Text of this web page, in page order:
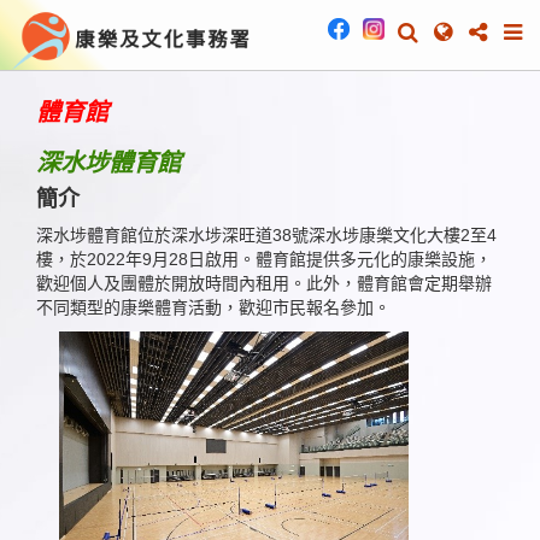
體育館
深水埗體育館
簡介
深水埗體育館位於深水埗深旺道38號深水埗康樂文化大樓2至4
樓，於2022年9月28日啟用。體育館提供多元化的康樂設施，
歡迎個人及團體於開放時間內租用。此外，體育館會定期舉辦
不同類型的康樂體育活動，歡迎市民報名參加。